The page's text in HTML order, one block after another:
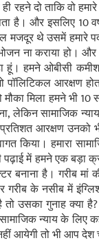
रहने दो ताकि वो
है। और इसलिए 10
मजदूर थे उसमें
भोजन ना कराया
हमने ओबीसी
आरक्षण
मिला हमने भी
लेकिन सामाजिक
प्रतिशत आरक्षण
किया। हमारा
में हमने एक बड़ा
बनाना है। गरीब मां
के नसीब में
तो उसका गुनाह
न्याय के लिए
आयेगी तो भी आप